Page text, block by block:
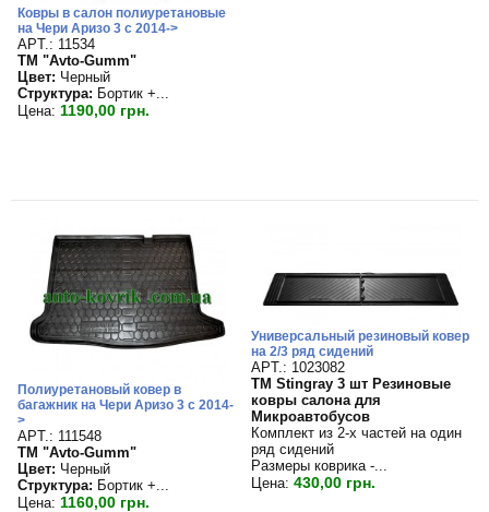
Ковры в салон полиуретановые
на Чери Аризо 3 с 2014->
APT.: 11534
TM "Avto-Gumm"
Цвет: Черный
Структура: Бортик +...
Цена: 1190,00 грн.
Полиуретановый ковер в
багажник на Чери Аризо 3 с 2014-
>
APT.: 111548
TM "Avto-Gumm"
Цвет: Черный
Структура: Бортик +...
Цена: 1160,00 грн.
Универсальный резиновый ковер
на 2/3 ряд сидений
APT.: 1023082
TM Stingray 3 шт Резиновые
ковры салона для
Микроавтобусов
Комплект из 2-х частей на один
ряд сидений
Размеры коврика -...
Цена: 430,00 грн.